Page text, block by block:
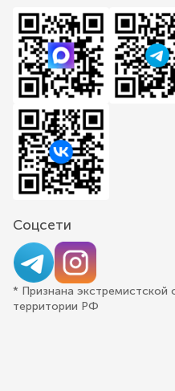
Соцсети
* Признана экстремистской
территории РФ